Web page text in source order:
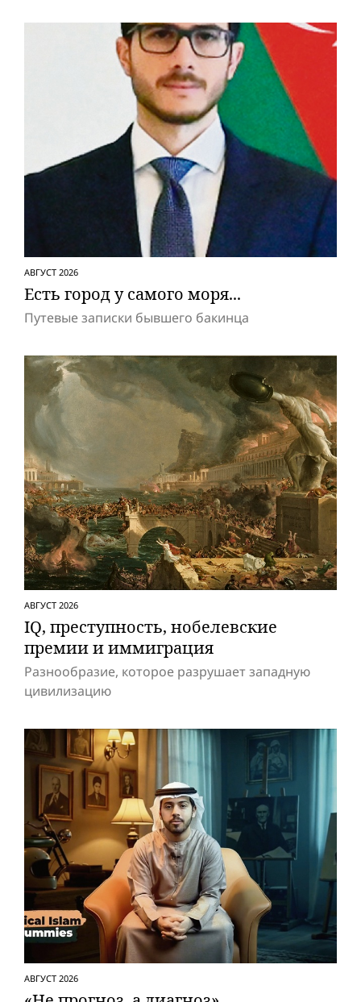
АВГУСТ 2026
Есть город у самого моря...
Путевые записки бывшего бакинца
АВГУСТ 2026
IQ, преступность, нобелевские
премии и иммиграция
Разнообразие, которое разрушает западную
цивилизацию
АВГУСТ 2026